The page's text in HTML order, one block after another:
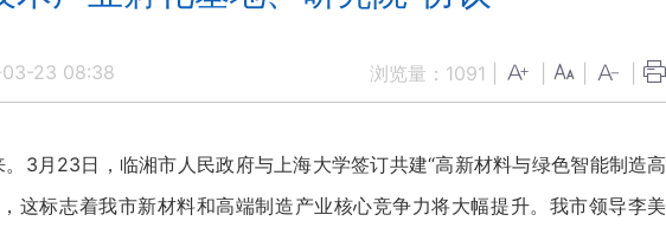
03-23 08:38 浏览量： 1091
3月23日，临湘市人民政府与上海大学签订共建“高新材料与绿色智能制造高
这标志着我市新材料和高端制造产业核心竞争力将大幅提升。我市领导李美